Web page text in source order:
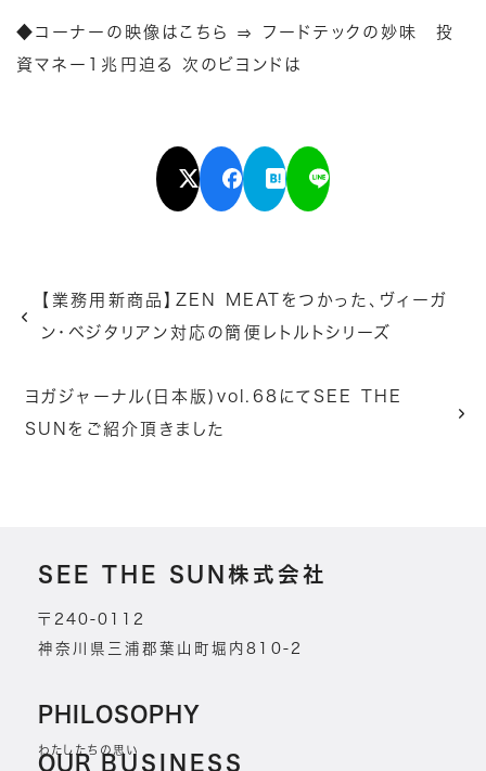
◆コーナーの映像はこちら ⇒ フードテックの妙味 投
資マネー1兆円迫る 次のビヨンドは
【業務用新商品】ZEN MEATをつかった、ヴィーガ
ン・ベジタリアン対応の簡便レトルトシリーズ
ヨガジャーナル(日本版)vol.68にてSEE THE
SUNをご紹介頂きました
SEE THE SUN株式会社
〒240-0112
神奈川県三浦郡葉山町堀内810-2
PHILOSOPHY
わたしたちの思い
OUR BUSINESS